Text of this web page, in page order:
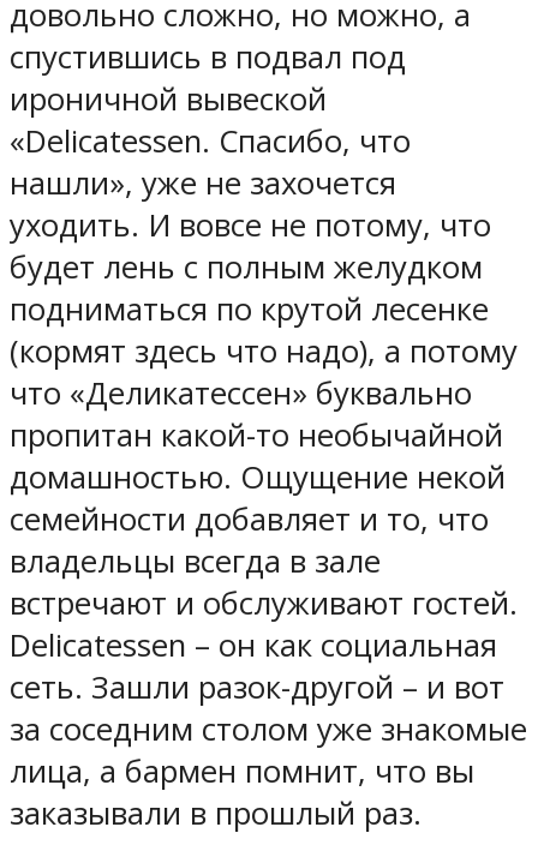
довольно сложно, но можно, а
спустившись в подвал под
ироничной вывеской
«Delicatessen. Спасибо, что
нашли», уже не захочется
уходить. И вовсе не потому, что
будет лень с полным желудком
подниматься по крутой лесенке
(кормят здесь что надо), а потому
что «Деликатессен» буквально
пропитан какой-то необычайной
домашностью. Ощущение некой
семейности добавляет и то, что
владельцы всегда в зале
встречают и обслуживают гостей.
Delicatessen – он как социальная
сеть. Зашли разок-другой – и вот
за соседним столом уже знакомые
лица, а бармен помнит, что вы
заказывали в прошлый раз.